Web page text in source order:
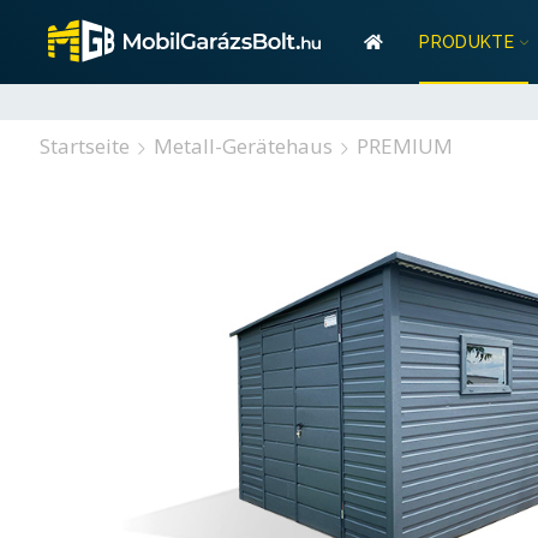
PRODUKTE
Stauraum? Wir
Startseite Metall-Gerätehaus PREMIUM